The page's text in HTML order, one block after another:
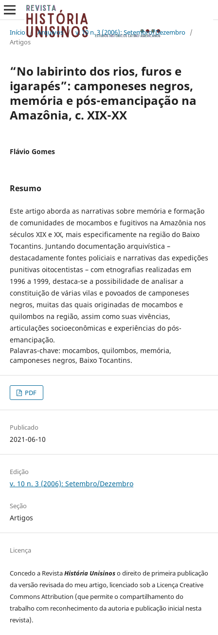
Início / Arquivos / v. 10 n. 3 (2006): Setembro/Dezembro /
Artigos
“No labirinto dos rios, furos e
igarapés”: camponeses negros,
memória e pós-emancipação na
Amazônia, c. XIX-XX
Flávio Gomes
Resumo
Este artigo aborda as narrativas sobre memória e formação
de comunidades de mocambos e fugitivos na Amazônia nos
séculos XIX e XX, mais especificamente na região do Baixo
Tocantins. Juntando documentação arquivística –
destacadamente fontes policiais e narrativas das expedições
punitivas oitocentistas – com etnografias realizadas em
1996 a 1999, destaca-se a possibilidade de analisar a
constituição de várias vilas e povoados de camponeses
negros, muitas das quais originadas de mocambos e
quilombos na região, assim como suas vivências,
articulações socioeconômicas e experiências do pós-
emancipação.
Palavras-chave: mocambos, quilombos, memória,
camponeses negros, Baixo Tocantins.
PDF
Publicado
2021-06-10
Edição
v. 10 n. 3 (2006): Setembro/Dezembro
Seção
Artigos
Licença
Concedo a RevistaHistória Unisinoso direito de primeira publicação
da versão revisada do meu artigo, licenciado sob a Licença Creative
Commons Attribution (que permite o compartilhamento do
trabalho com reconhecimento da autoria e publicação inicial nesta
revista).